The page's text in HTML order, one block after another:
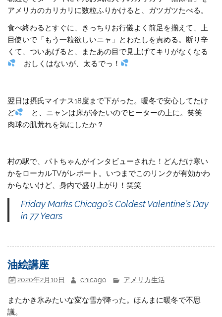
アメリカのカリカリに数粒ふりかけると、ガツガツたべる。
食べ終わるとすぐに、きっちりお行儀よく前足を揃えて、上
目使いで「もう一粒欲しいニャ」とわたしを責める。断り辛
くて、ついあげると、またあの目で見上げてキリがなくなる
おしくはないが、太るでっ！
翌日は摂氏マイナス18度まで下がった。暖冬で安心してたけ
ど
と、ニャンは床が冷たいのでヒーターの上に。笑笑
肉球の肌荒れを気にしたか？
村の駅で、パトちゃんがインタビューされた！どんだけ寒い
かをローカルTVがレポート。いつまでこのリンクが有効かわ
からないけど、身内で盛り上がり！笑笑
Friday Marks Chicago’s Coldest Valentine’s Day
in 77 Years
油絵講座
2020年2月10日 chicago アメリカ生活
またかき氷みたいな変な雪が降った。ほんまに暖冬で不思
議。